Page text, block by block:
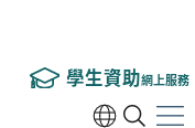
學生資助網上服務